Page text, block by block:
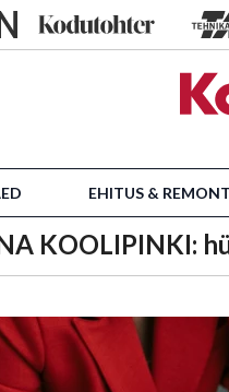
EHITUS & REMONT
KOOLIPINKI: